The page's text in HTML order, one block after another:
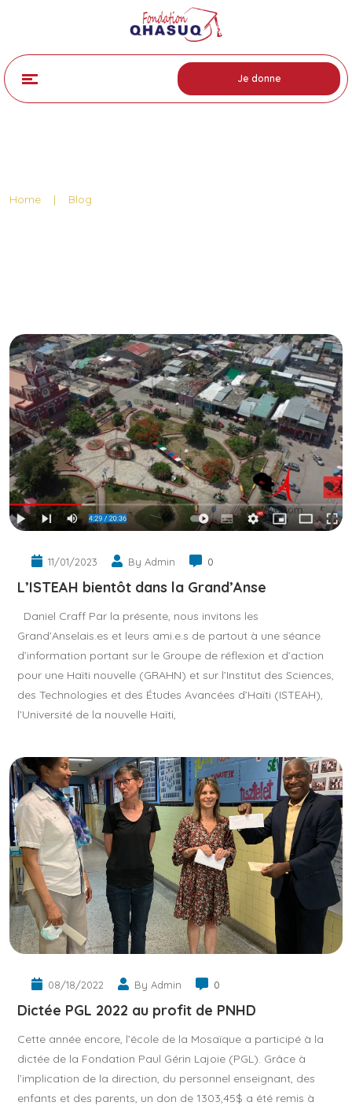
Je donne
Home | Blog
11/01/2023 By Admin 0
L’ISTEAH bientôt dans la Grand’Anse
Daniel Craff Par la présente, nous invitons les
Grand’Anselais.es et leurs ami.e.s de partout à une séance
d’information portant sur le Groupe de réflexion et d’action
pour une Haïti nouvelle (GRAHN) et sur l’Institut des Sciences,
des Technologies et des Études Avancées d’Haïti (ISTEAH),
l’Université de la nouvelle Haïti,
08/18/2022 By Admin 0
Dictée PGL 2022 au profit de PNHD
Cette année encore, l’école de la Mosaïque a participé à la
dictée de la Fondation Paul Gérin Lajoie (PGL). Grâce à
l’implication de la direction, du personnel enseignant, des
enfants et des parents, un don de 1303,45$ a été remis à